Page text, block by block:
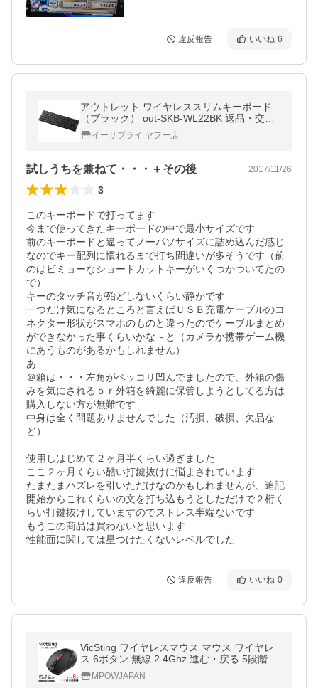
違反報告 いいね 6
アウトレット ワイヤレススリムキーボード
（ブラック） out-SKB-WL22BK 返品・交換
不可 ネコポス非対応
イーサプライ ヤフー店
試しうちを兼ねて・・・＋その後 2017/11/26
3
このキーボードで打ってます
今まで使ってきたキーボードの中で最小サイズです
前のキ一ボードと違ってノーパソサイズに詰め込んだ感じ
なのでキー配列に慣れるまで打ち間違いが多そうです（前
のはビミョーなショートカットキーがいくつかついてたの
で）
キーのタッチ音が殆どしないくらい静かです
一つだけ気になるところと言えばＵＳＢ充電ケーブルのコ
ネクター形状がスマホのものと違ったのでケーブルまとめ
ができなかった事くらいかな～と（カメラか携帯ゲーム機
にあうものがあるかもしれません）
あ
＠箱は・・・左角がベッコリ凹んでましたので、外箱の傷
みを気にされるｏｒ外箱を綺麗に保管しようとしてる方は
購入しない方が無難です
中身は全く問題ありませんでした（汚損、破損、欠品な
ど）
使用しはじめて２ヶ月半くらい過ぎました
ここ２ヶ月くらい酷い打鍵抜けに悩まされています
たまたまハズレを引いただけなのかもしれませんが、追記
開始からこれくらいの文を打ち込もうとしただけで２桁く
らい打鍵抜けしていますのでストレス半端ないです
もうこの商品は買わないと思います
性能面に関しては星つけたくないレベルでした
違反報告 いいね 0
VicSting ワイヤレスマウス マウス ワイヤレ
ス 6ボタン 無線 2.4Ghz 進む・戻る 5段階の
DPI切替 2400DPI 自動電源オフ 省エネ 最大
15ヶ月持続 小型
MPOWJAPAN